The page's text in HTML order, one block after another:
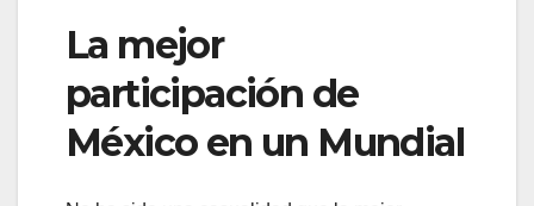
La mejor
participación de
México en un Mundial